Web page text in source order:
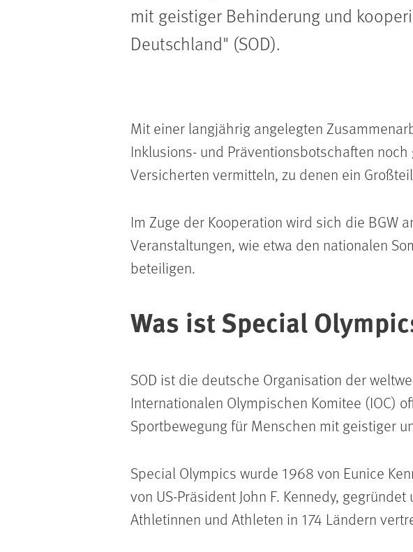
mit geistiger Behinderung und
Deutschland" (SOD).
Mit einer langjährig angelegten
Inklusions- und Präventionsbotschaften
Versicherten vermitteln, zu denen ein
Im Zuge der Kooperation wird sich die BGW
Veranstaltungen, wie etwa den nationalen
beteiligen.
Was ist Special
SOD ist die deutsche Organisation der
Internationalen Olympischen Komitee (IOC)
Sportbewegung für Menschen mit geistiger
Special Olympics wurde 1968 von Eunice
von US-Präsident John F. Kennedy,
Athletinnen und Athleten in 174 Ländern